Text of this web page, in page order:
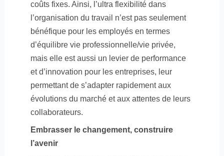
coûts fixes. Ainsi, l’ultra flexibilité dans
l’organisation du travail n’est pas seulement
bénéfique pour les employés en termes
d’équilibre vie professionnelle/vie privée,
mais elle est aussi un levier de performance
et d’innovation pour les entreprises, leur
permettant de s’adapter rapidement aux
évolutions du marché et aux attentes de leurs
collaborateurs.
Embrasser le changement, construire
l’avenir